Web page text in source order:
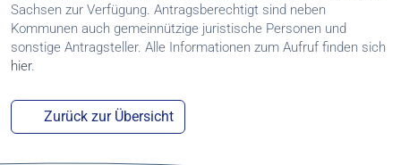
Sachsen zur Verfügung. Antragsberechtigt sind neben
Kommunen auch gemeinnützige juristische Personen und
sonstige Antragsteller. Alle Informationen zum Aufruf finden sich
hier.
Zurück zur Übersicht